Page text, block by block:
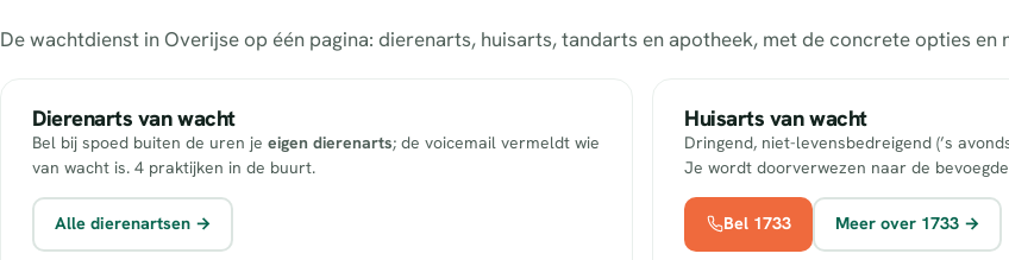
De wachtdienst in Overijse op één pagina: dierenarts, huisarts, tandarts en apotheek, met de concrete opties
Dierenarts van wacht
Bel bij spoed buiten de uren je eigen dierenarts; de voicemail vermeldt wie
van wacht is. 4 praktijken in de buurt.
Alle dierenartsen →
Huisarts van wacht
Dringend, niet-levensbedreigend (’s
Je wordt doorverwezen naar de
Bel 1733 Meer over 1733 →